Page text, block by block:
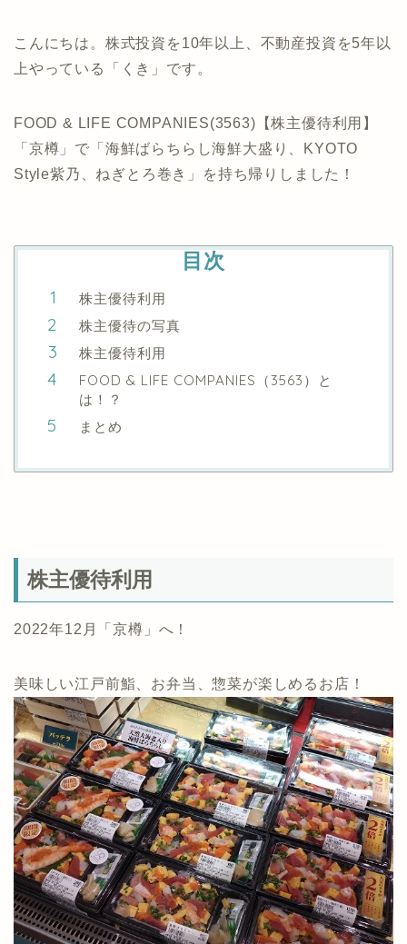
こんにちは。株式投資を10年以上、不動産投資を5年以
上やっている「くき」です。
FOOD & LIFE COMPANIES(3563)【株主優待利用】
「京樽」で「海鮮ばらちらし海鮮大盛り、KYOTO
Style紫乃、ねぎとろ巻き」を持ち帰りしました！
目次
株主優待利用
株主優待の写真
株主優待利用
FOOD & LIFE COMPANIES（3563）と
は！？
まとめ
株主優待利用
2022年12月「京樽」へ！
美味しい江戸前鮨、お弁当、惣菜が楽しめるお店！